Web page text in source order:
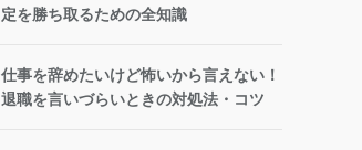
定を勝ち取るための全知識
仕事を辞めたいけど怖いから言えない！
退職を言いづらいときの対処法・コツ